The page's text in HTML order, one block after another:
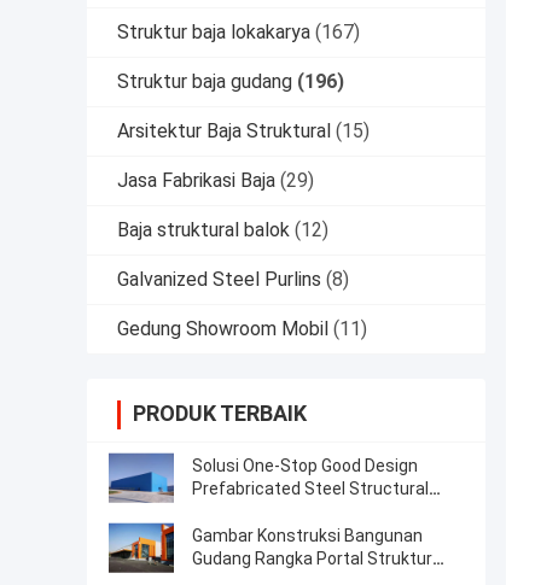
Struktur baja lokakarya (167)
Struktur baja gudang (196)
Arsitektur Baja Struktural (15)
Jasa Fabrikasi Baja (29)
Baja struktural balok (12)
Galvanized Steel Purlins (8)
Gedung Showroom Mobil (11)
PRODUK TERBAIK
Solusi One-Stop Good Design
Prefabricated Steel Structural
Gambar Konstruksi Bangunan
Gudang Rangka Portal Struktur